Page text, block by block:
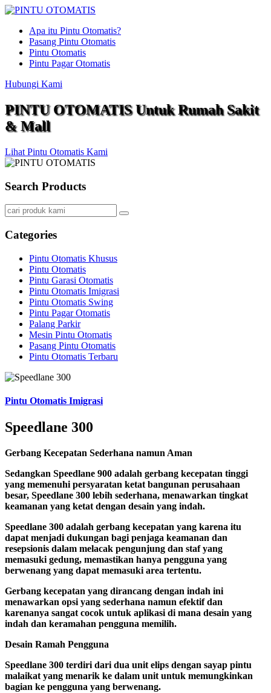
Apa itu Pintu Otomatis?
Pasang Pintu Otomatis
Pintu Otomatis
Pintu Pagar Otomatis
Hubungi Kami
PINTU OTOMATIS Untuk Rumah Sakit
& Mall
Lihat Pintu Otomatis Kami
Search Products
Categories
Pintu Otomatis Khusus
Pintu Otomatis
Pintu Garasi Otomatis
Pintu Otomatis Imigrasi
Pintu Otomatis Swing
Pintu Pagar Otomatis
Palang Parkir
Mesin Pintu Otomatis
Pasang Pintu Otomatis
Pintu Otomatis Terbaru
Pintu Otomatis Imigrasi
Speedlane 300
Gerbang Kecepatan Sederhana namun Aman
Sedangkan Speedlane 900 adalah gerbang kecepatan tinggi
yang memenuhi persyaratan ketat bangunan perusahaan
besar, Speedlane 300 lebih sederhana, menawarkan tingkat
keamanan yang ketat dengan desain yang indah.
Speedlane 300 adalah gerbang kecepatan yang karena itu
dapat menjadi dukungan bagi penjaga keamanan dan
resepsionis dalam melacak pengunjung dan staf yang
memasuki gedung, memastikan hanya pengguna yang
berwenang yang dapat memasuki area tertentu.
Gerbang kecepatan yang dirancang dengan indah ini
menawarkan opsi yang sederhana namun efektif dan
karenanya sangat cocok untuk aplikasi di mana desain yang
indah dan keramahan pengguna memilih.
Desain Ramah Pengguna
Speedlane 300 terdiri dari dua unit elips dengan sayap pintu
malaikat yang menarik ke dalam unit untuk memungkinkan
bagian ke pengguna yang berwenang.